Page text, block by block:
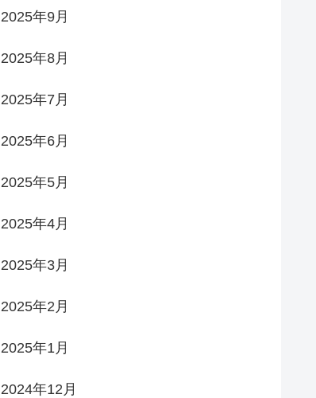
2025年9月
2025年8月
2025年7月
2025年6月
2025年5月
2025年4月
2025年3月
2025年2月
2025年1月
2024年12月